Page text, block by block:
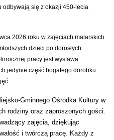
odbywają się z okazji 450-lecia
2026 roku w zajęciach malarskich
dzieci po dorosłych
pracy jest wystawa
jedynie część bogatego dorobku
Gminnego Ośrodka Kultury w
rodziny oraz zaproszonych gości.
zajęcia, dziękując
i twórczą pracę. Każdy z